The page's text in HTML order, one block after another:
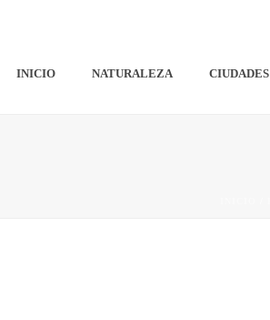
INICIO NATURALEZA CIUDADES